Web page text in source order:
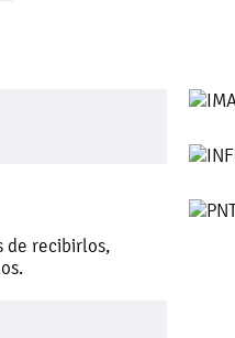
de recibirlos,